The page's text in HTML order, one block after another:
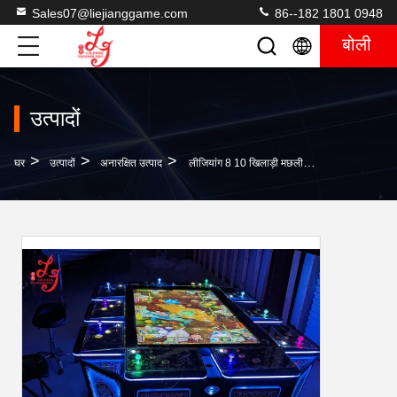
Sales07@liejianggame.com 86--182 1801 0948
बोली
उत्पादों
घर > उत्पादों > अनारक्षित उत्पाद > लीजियांग 8 10 खिलाड़ी मछली पकड़ने की टेबल मशीनें नई गेम मशीन बिक्री के लिए कम कीमत वाली गुआंगज़ौ हॉट सेलिंग फैक्ट्री